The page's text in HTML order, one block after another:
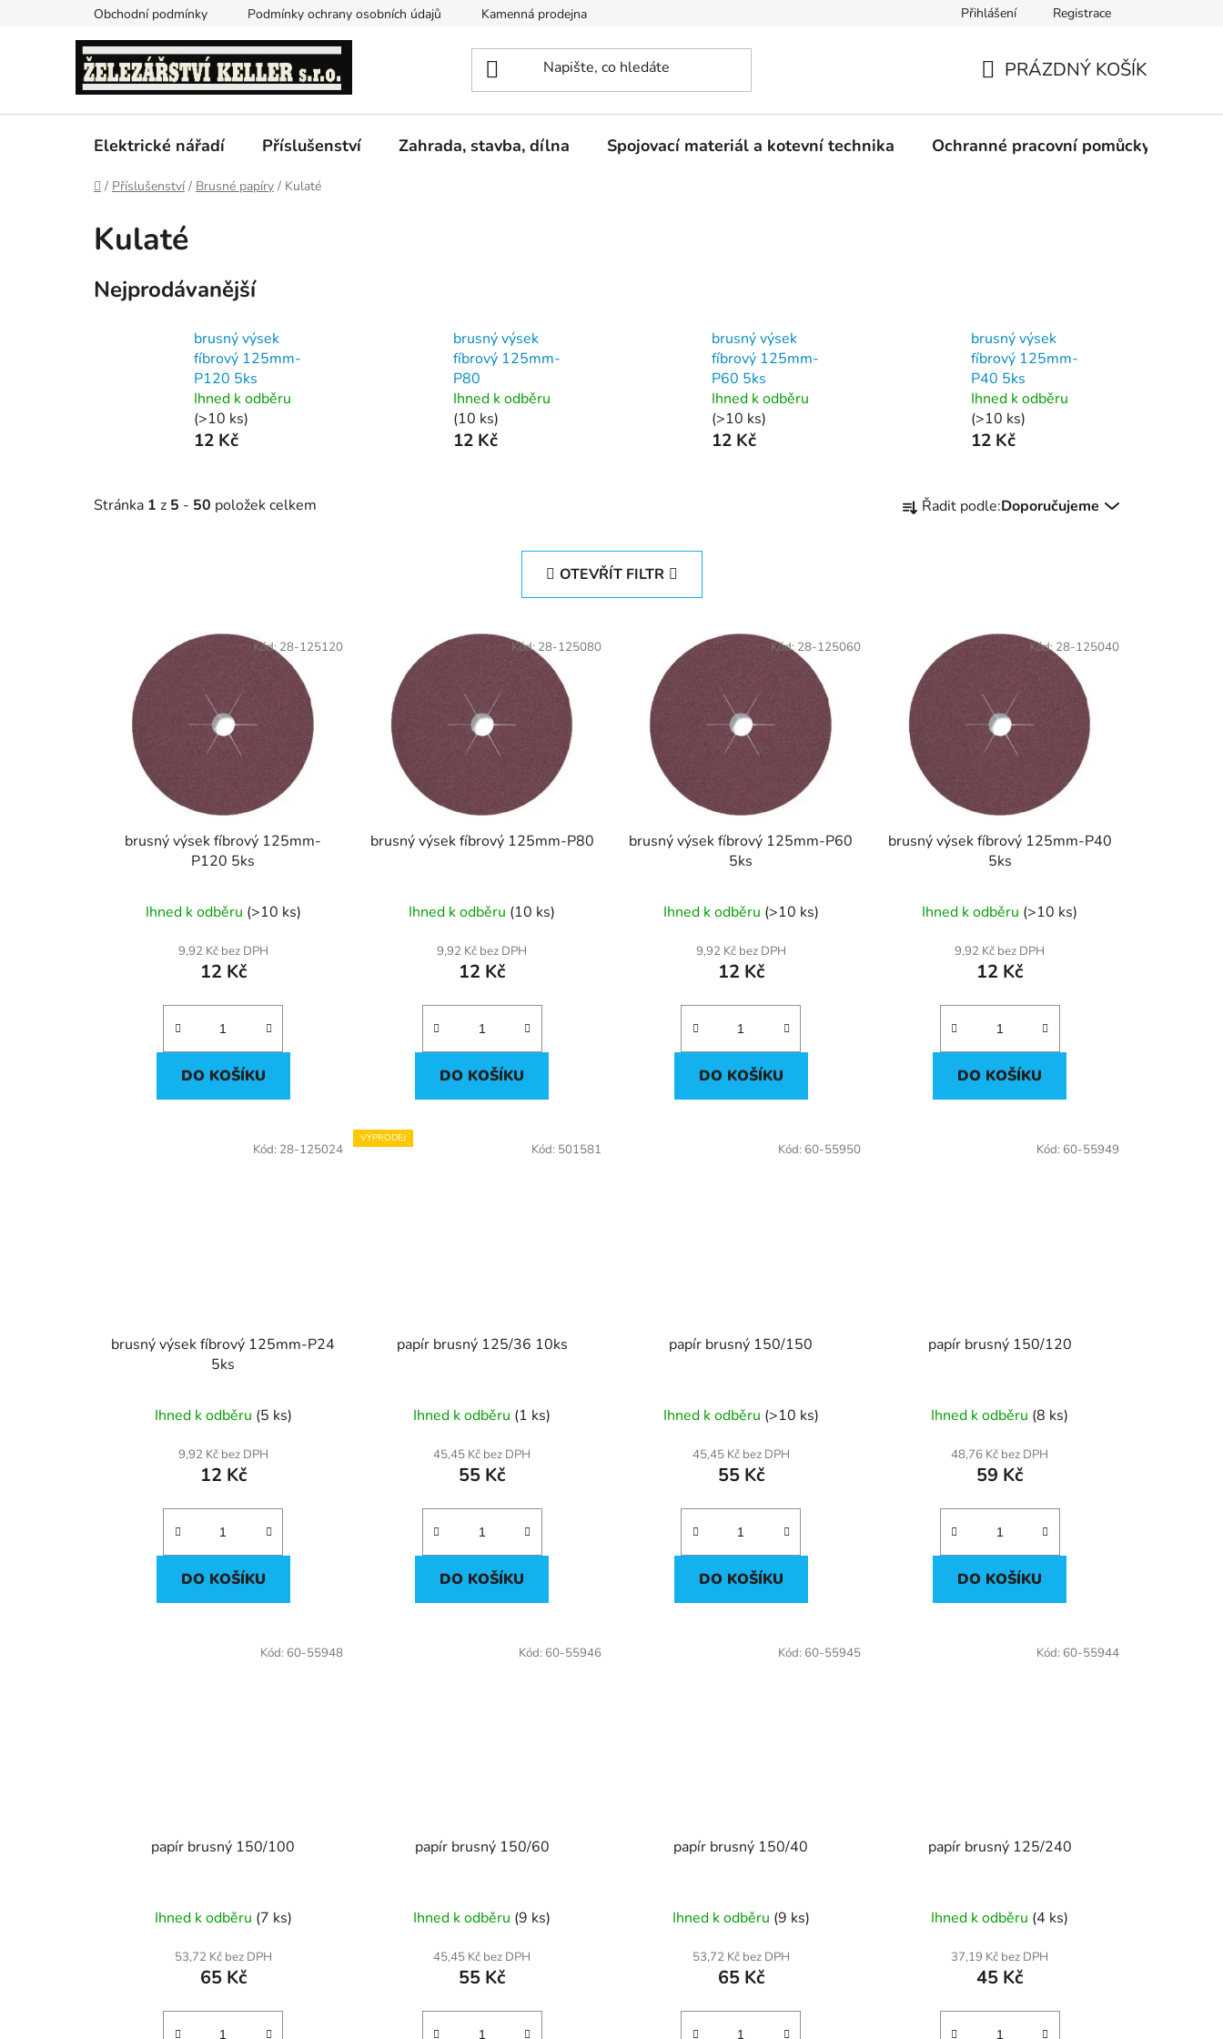
Obchodní podmínky Podmínky ochrany osobních údajů Kamenná prodejna Přihlášení Registrace
KOŠÍK
PRÁZDNÝ KOŠÍK
Elektrické nářadí Příslušenství Zahrada, stavba, dílna Spojovací materiál a kotevní technika Ochranné pracovní pomůcky
Domů
/ Příslušenství / Brusné papíry / Kulaté
Kulaté
Nejprodávanější
brusný výsek
fíbrový 125mm-
P120 5ks
Ihned k odběru
(>10 ks)
12 Kč
brusný výsek
fíbrový 125mm-
P80
Ihned k odběru
(10 ks)
12 Kč
brusný výsek
fíbrový 125mm-
P60 5ks
Ihned k odběru
(>10 ks)
12 Kč
brusný výsek
fíbrový 125mm-
P40 5ks
Ihned k odběru
(>10 ks)
12 Kč
Stránka 1 z 5 - 50 položek celkem
a
d
u
k
Řadit podle:Doporučujeme
OTEVŘÍT FILTR
brusný výsek fíbrový 125mm-
P120 5ks
Ihned k odběru (>10 ks)
9,92 Kč bez DPH
12 Kč
DO KOŠÍKU
Kód:28-125120
brusný výsek fíbrový 125mm-P80
Ihned k odběru (10 ks)
9,92 Kč bez DPH
12 Kč
DO KOŠÍKU
Kód:28-125080
brusný výsek fíbrový 125mm-P60
5ks
Ihned k odběru (>10 ks)
9,92 Kč bez DPH
12 Kč
DO KOŠÍKU
Kód:28-125060
brusný výsek fíbrový 125mm-P40
5ks
Ihned k odběru (>10 ks)
9,92 Kč bez DPH
12 Kč
DO KOŠÍKU
Kód:28-125040
brusný výsek fíbrový 125mm-P24
5ks
Ihned k odběru (5 ks)
9,92 Kč bez DPH
12 Kč
DO KOŠÍKU
Kód: 28-125024
VÝPRODEJ
papír brusný 125/36 10ks
Ihned k odběru (1 ks)
45,45 Kč bez DPH
55 Kč
DO KOŠÍKU
Kód: 501581
papír brusný 150/150
Ihned k odběru (>10 ks)
45,45 Kč bez DPH
55 Kč
DO KOŠÍKU
Kód: 60-55950
papír brusný 150/120
Ihned k odběru (8 ks)
48,76 Kč bez DPH
59 Kč
DO KOŠÍKU
Kód: 60-55949
papír brusný 150/100
Ihned k odběru (7 ks)
53,72 Kč bez DPH
65 Kč
Kód: 60-55948
papír brusný 150/60
Ihned k odběru (9 ks)
45,45 Kč bez DPH
55 Kč
Kód: 60-55946
papír brusný 150/40
Ihned k odběru (9 ks)
53,72 Kč bez DPH
65 Kč
Kód: 60-55945
papír brusný 125/240
Ihned k odběru (4 ks)
37,19 Kč bez DPH
45 Kč
Kód: 60-55944